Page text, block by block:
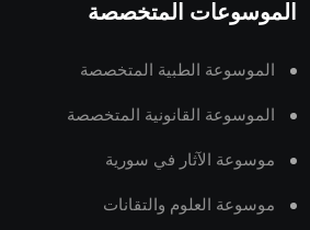
الموسوعات المتخصصة
الموسوعة الطبية المتخصصة
الموسوعة القانونية المتخصصة
موسوعة الآثار في سورية
موسوعة العلوم والتقانات